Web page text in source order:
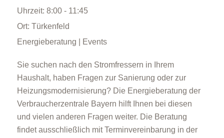
Uhrzeit: 8:00 - 11:45
Ort: Türkenfeld
Energieberatung | Events
Sie suchen nach den Stromfressern in Ihrem
Haushalt, haben Fragen zur Sanierung oder zur
Heizungsmodernisierung? Die Energieberatung der
Verbraucherzentrale Bayern hilft Ihnen bei diesen
und vielen anderen Fragen weiter. Die Beratung
findet ausschließlich mit Terminvereinbarung in der